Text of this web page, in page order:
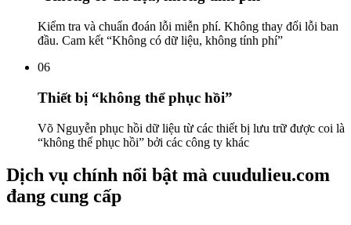
Kiểm tra và chuẩn đoán lỗi miễn phí. Không thay đổi lỗi ban
đầu. Cam kết “Không có dữ liệu, không tính phí”
06
Thiết bị “không thể phục hồi”
Võ Nguyễn phục hồi dữ liệu từ các thiết bị lưu trữ được coi là
“không thể phục hồi” bởi các công ty khác
Dịch vụ chính nổi bật mà cuudulieu.com
đang cung cấp